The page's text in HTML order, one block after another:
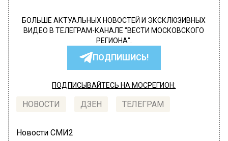
БОЛЬШЕ АКТУАЛЬНЫХ НОВОСТЕЙ И ЭКСКЛЮЗИВНЫХ
ВИДЕО В ТЕЛЕГРАМ-КАНАЛЕ "ВЕСТИ МОСКОВСКОГО
РЕГИОНА".
ПОДПИШИСЬ!
ПОДПИСЫВАЙТЕСЬ НА МОСРЕГИОН:
НОВОСТИ ДЗЕН ТЕЛЕГРАМ
Новости СМИ2